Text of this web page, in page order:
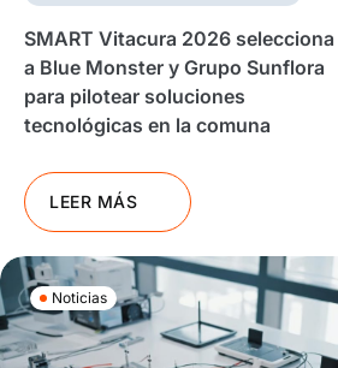
SMART Vitacura 2026 selecciona
a Blue Monster y Grupo Sunflora
para pilotear soluciones
tecnológicas en la comuna
LEER MÁS
Noticias